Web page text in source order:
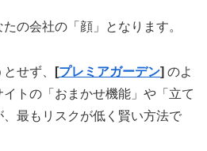
の会社の「顔」となります。
せず、 [プレミアガーデン] のよ
トの「おまかせ機能」や「立て
最もリスクが低く賢い方法で